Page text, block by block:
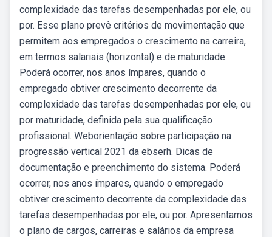
complexidade das tarefas desempenhadas por ele, ou
por. Esse plano prevê critérios de movimentação que
permitem aos empregados o crescimento na carreira,
em termos salariais (horizontal) e de maturidade.
Poderá ocorrer, nos anos ímpares, quando o
empregado obtiver crescimento decorrente da
complexidade das tarefas desempenhadas por ele, ou
por maturidade, definida pela sua qualificação
profissional. Weborientação sobre participação na
progressão vertical 2021 da ebserh. Dicas de
documentação e preenchimento do sistema. Poderá
ocorrer, nos anos ímpares, quando o empregado
obtiver crescimento decorrente da complexidade das
tarefas desempenhadas por ele, ou por. Apresentamos
o plano de cargos, carreiras e salários da empresa